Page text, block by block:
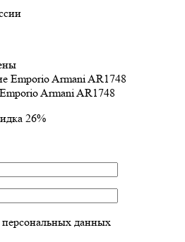
Armani AR1748
26%
персональных данных